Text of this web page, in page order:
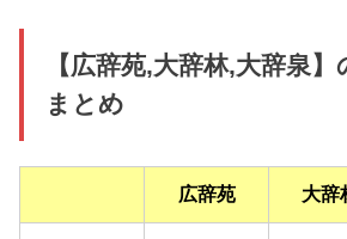
【広辞苑,大辞林,大辞泉
まとめ
広辞苑 大辞